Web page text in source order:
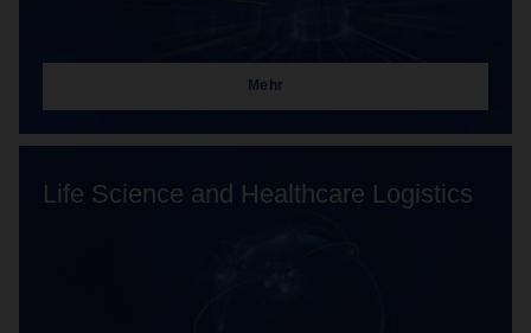
Mehr
Life Science and Healthcare Logistics